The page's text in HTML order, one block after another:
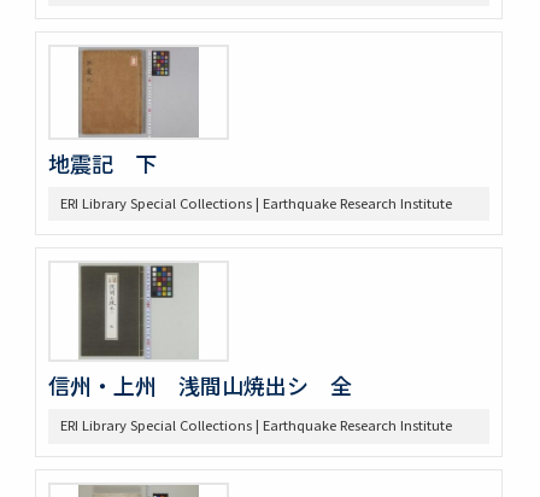
地震記 下
ERI Library Special Collections | Earthquake Research Institute
信州・上州 浅間山焼出シ 全
ERI Library Special Collections | Earthquake Research Institute